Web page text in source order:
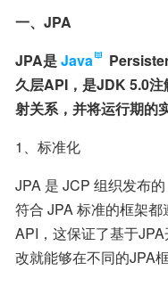
一、JPA
JPA是Java
久层API，是JDK 5.0注
射关系，并将运行期的
1、标准化
JPA 是 JCP 组织发布
符合 JPA 标准的框架
API，这保证了基于
改就能够在不同的JPA